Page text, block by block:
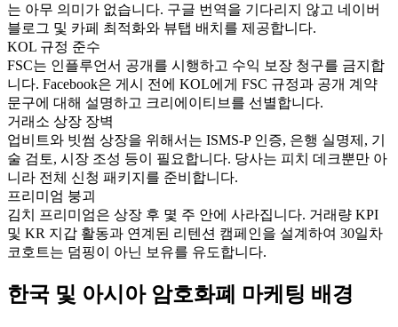
는 아무 의미가 없습니다. 구글 번역을 기다리지 않고 네이버
블로그 및 카페 최적화와 뷰탭 배치를 제공합니다.
KOL 규정 준수
FSC는 인플루언서 공개를 시행하고 수익 보장 청구를 금지합
니다. Facebook은 게시 전에 KOL에게 FSC 규정과 공개 계약
문구에 대해 설명하고 크리에이티브를 선별합니다.
거래소 상장 장벽
업비트와 빗썸 상장을 위해서는 ISMS-P 인증, 은행 실명제, 기
술 검토, 시장 조성 등이 필요합니다. 당사는 피치 데크뿐만 아
니라 전체 신청 패키지를 준비합니다.
프리미엄 붕괴
김치 프리미엄은 상장 후 몇 주 안에 사라집니다. 거래량 KPI
및 KR 지갑 활동과 연계된 리텐션 캠페인을 설계하여 30일차
코호트는 덤핑이 아닌 보유를 유도합니다.
한국 및 아시아 암호화폐 마케팅 배경